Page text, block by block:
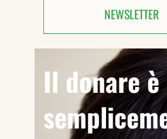
NEWSLETTER
Il donare è